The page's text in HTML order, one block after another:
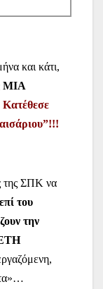
και κάτι,
ΜΙΑ
Κατέθεσε
της ΣΠΚ να
του
την